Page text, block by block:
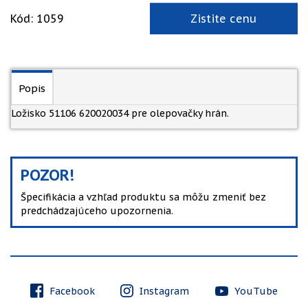
Kód: 1059 Zistite cenu
Popis
Ložisko 51106 620020034 pre olepovačky hrán.
POZOR!
Špecifikácia a vzhľad produktu sa môžu zmeniť bez
predchádzajúceho upozornenia.
Facebook Instagram YouTube